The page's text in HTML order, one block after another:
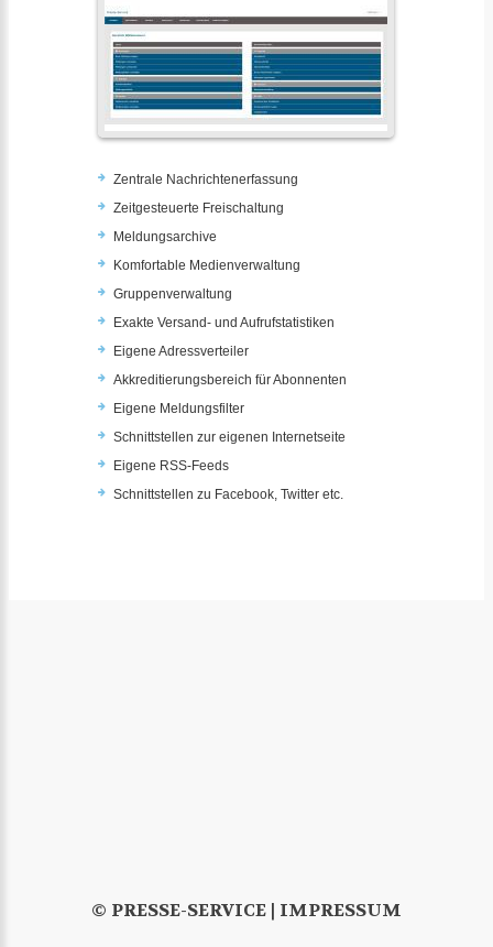
Zentrale Nachrichtenerfassung
Zeitgesteuerte Freischaltung
Meldungsarchive
Komfortable Medienverwaltung
Gruppenverwaltung
Exakte Versand- und Aufrufstatistiken
Eigene Adressverteiler
Akkreditierungsbereich für Abonnenten
Eigene Meldungsfilter
Schnittstellen zur eigenen Internetseite
Eigene RSS-Feeds
Schnittstellen zu Facebook, Twitter etc.
© PRESSE-SERVICE | IMPRESSUM